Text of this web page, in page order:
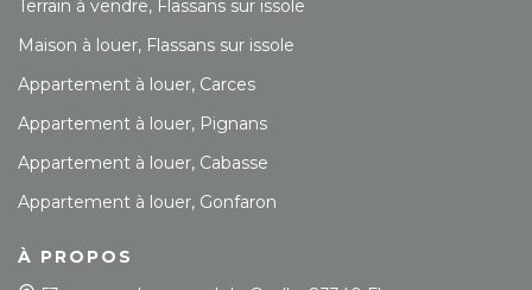
Terrain à vendre, Flassans sur issole
Maison à louer, Flassans sur issole
Appartement à louer, Carces
Appartement à louer, Pignans
Appartement à louer, Cabasse
Appartement à louer, Gonfaron
À PROPOS